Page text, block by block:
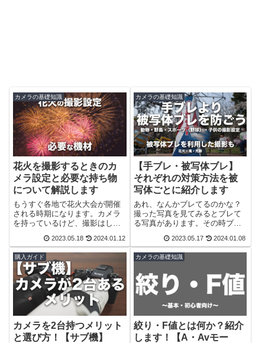
カメラの基礎知識
花火を撮影するときのカ
メラ設定と必要な持ち物
について解説します
もうすぐ各地で花火大会が開催
される時期になります。カメラ
を持っているけど、撮影はした
の設定と必要な機材などを解説
していきたいと思います。現地
で忘れ物がないように出発前に
は是非チェックしてからいきま
しょう！また、撮影時の注意点
なども解説していきます。
2023.05.18 2024.01.12
カメラの基礎知識
【手ブレ・被写体ブレ】
それぞれの対策方法を被
写体ごとに紹介します
あれ、なんかブレてるのかな？
撮った写真を見てみるとブレて
る写真があります。その時ブレ
か？今回は手ブレと被写体ブレ
について解説していきます。手
ブレと被写体ブレの原因を理解
た写真を撮ることもできます。
2023.05.17 2024.01.08
購入ガイド
カメラを2台持つメリット
と選び方！【サブ機】
カメラの基礎知識
絞り・F値とは何か？紹介
します！【A・Avモー